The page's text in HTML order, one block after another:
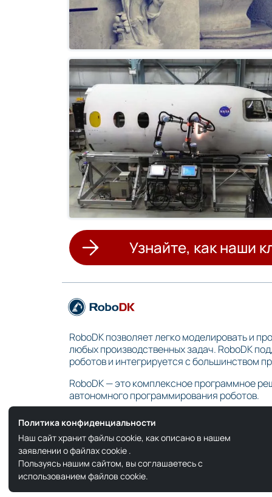
Узнайте, как наши
RoboDK позволяет легко моделировать и
любых производственных задач. RoboDK
роботов и интегрируется с большинством
RoboDK — это комплексное программное
автономного программирования роботов.
Copyright © 2026 RoboDK Global. Все права защищены.
Политика конфиденциальности
Наш сайт хранит файлы cookie, как описано в нашем
заявлении о файлах cookie .
Пользуясь нашим сайтом, вы соглашаетесь с
использованием файлов cookie.